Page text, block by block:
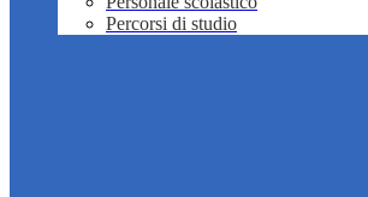
Percorsi di studio